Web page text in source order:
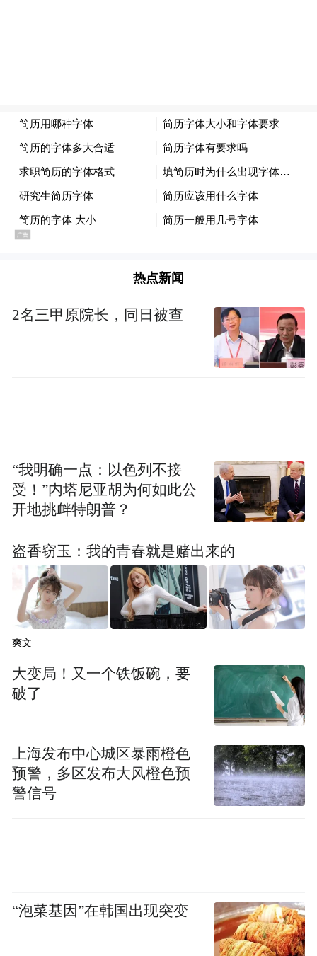
《纽约时报》提到，中国是世界上大多数国
家的主要贸易伙伴，也是稀土金属和太阳能
板等必需品的主导或近乎独家供应商。部分
的经济和国家安全。
尽管如此，与电力相关的重要设备销售已经
迅速增长。美国银行旗下全球研究部亚太石
油、天然气和基础材料研究主管马蒂·赵
马蒂·赵指出：“战争结束后，世界各国将继
续需要进一步建设能源网络。”
报道称，几十年来，中国投入数千亿美元发
展绿色能源，将其作为国家实现能源独立战
略的核心。在风力涡轮机和电动汽车电池等
重要领域，中国企业已经成长为全球巨头。
中国电力技术，无可替代
近期，中国电池制造商和可再生能源设备生
产商已在筹集资金，为海外扩张提供支持。
中企预计AI系统发展将导致电力需求激增，
但这场战争增加了新的紧迫感和新的机会。
宁德时代的发言人表示，自战争爆发以来，
家。他表示，公司目前尚无法立即扩大产
热点新闻
2名三甲原院长，同日被查
“我明确一点：以色列不接
受！”内塔尼亚胡为何如此公
开地挑衅特朗普？
盗香窃玉：我的青春就是赌出来的
爽文
大变局！又一个铁饭碗，要
破了
上海发布中心城区暴雨橙色
预警，多区发布大风橙色预
警信号
“泡菜基因”在韩国出现突变